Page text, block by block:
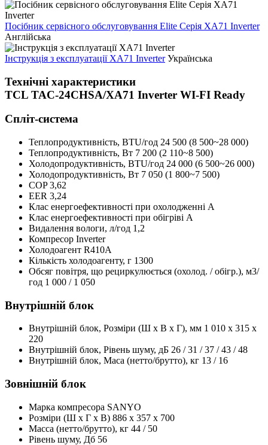
Посібник сервісного обслуговування Elite Серія XA71 Inverter
Англійська
Інструкція з експлуатації XA71 Inverter Українська
Технічні характеристики
TCL TAC-24CHSA/XA71 Inverter WI-FI Ready
Спліт-система
Теплопродуктивність, BTU/год 24 500 (8 500~28 000)
Теплопродуктивність, Bт 7 200 (2 110~8 500)
Холодопродуктивність, BTU/год 24 000 (6 500~26 000)
Холодопродуктивність, Bт 7 050 (1 800~7 500)
COP3,62
EER 3,24
Клас енергоефективності при охолодженні А
Клас енергоефективності при обігріві А
Видалення вологи, л/год 1,2
Компресор Inverter
Холодоагент R410A
Кількість холодоагенту, г 1300
Обсяг повітря, що рециркулюється (охолод. / обігр.), м3/
год 1 000 / 1 050
Внутрішній блок
Внутрішній блок, Розміри (Ш x В x Г), мм 1 010 x 315 x
220
Внутрішній блок, Рівень шуму, дБ 26 / 31 / 37 / 43 / 48
Внутрішній блок, Маса (нетто/брутто), кг 13 / 16
Зовнішній блок
Марка компресора SANYO
Розміри (Ш x Г x В) 886 x 357 x 700
Масса (нетто/брутто), кг 44 / 50
Рівень шуму, Дб 56